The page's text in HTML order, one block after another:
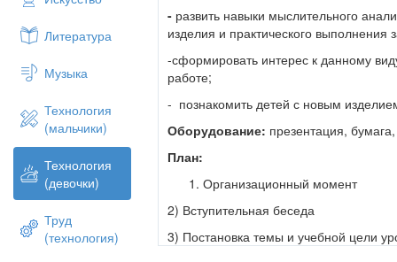
Литература
Музыка
Технология
(мальчики)
Технология
(девочки)
Труд
(технология)
- развить навыки мыслительного
изделия и практического выполнения
-сформировать интерес к данному
работе;
- познакомить детей с новым
Оборудование: презентация,
План:
Организационный момент
2) Вступительная беседа
3) Постановка темы и учебной цели